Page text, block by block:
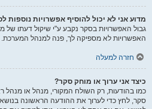
מדוע אני לא יכול להוסיף אפשרויות נוספות
גבול האפשרויות בסקר נקבע ע"י שיקול דעתו
האפשרויות לא מספיקה לך, פנה למנהל המערכת.
חזרה למעלה
כיצד אני ערוך או מוחק סקר?
כמו בהודעות, רק השולח המקורי, מנהל או מנהל
סקר, לחץ כדי לערוך את ההודעה הראשונה